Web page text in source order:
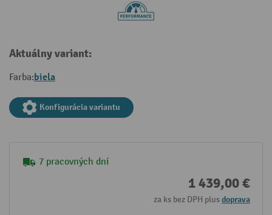
Aktuálny variant:
Farba:biela
Konfigurácia variantu
7 pracovných dní
1 439,00 €
za ks bez DPH plusdoprava